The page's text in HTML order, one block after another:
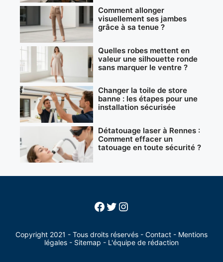
Comment allonger
visuellement ses jambes
grâce à sa tenue ?
Quelles robes mettent en
valeur une silhouette ronde
sans marquer le ventre ?
Changer la toile de store
banne : les étapes pour une
installation sécurisée
Détatouage laser à Rennes :
Comment effacer un
tatouage en toute sécurité ?
Facebook
Twitter
Instagram
Copyright 2021 - Tous droits réservés - Contact - Mentions
légales - Sitemap - L'équipe de rédaction